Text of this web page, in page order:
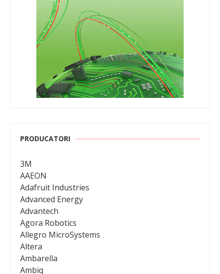
PRODUCATORI
3M
AAEON
Adafruit Industries
Advanced Energy
Advantech
Agora Robotics
Allegro MicroSystems
Altera
Ambarella
Ambiq